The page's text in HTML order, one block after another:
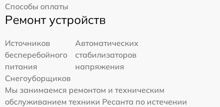
Способы оплаты
Ремонт устройств
Источников
бесперебойного
питания
Автоматических
стабилизаторов
напряжения
Снегоуборщиков
Мы занимаемся ремонтом и техническим
обслуживанием техники Ресанта по истечении